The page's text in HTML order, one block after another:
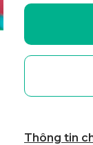
Thông tin